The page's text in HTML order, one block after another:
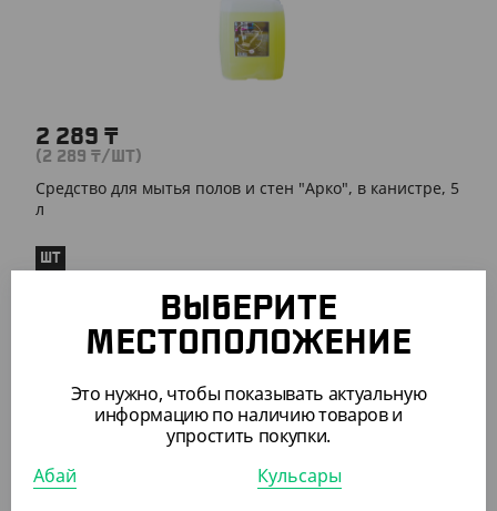
2 289 ₸
(2 289 ₸/ШТ)
Средство для мытья полов и стен "Арко", в канистре, 5
л
ШТ
ПОХОЖИЕ ТОВАРЫ
ВЫБЕРИТЕ
МЕСТОПОЛОЖЕНИЕ
Это нужно, чтобы показывать актуальную
информацию по наличию товаров и
упростить покупки.
Абай
Кульсары